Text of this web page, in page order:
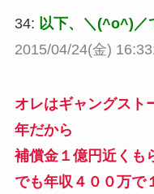
34: 以下、＼(^o^)／
2015/04/24(金)
オレはギャングスト
年だから
補償金１億円近くも
でも年収４００万で